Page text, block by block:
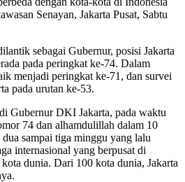
Senayan, Jakarta Pusat, Sabtu
sebagai Gubernur, posisi Jakarta
pada peringkat ke-74. Dalam
menjadi peringkat ke-71, dan survei
pada urutan ke-53.
Gubernur DKI Jakarta, pada waktu
74 dan alhamdulillah dalam 10
sampai tiga minggu yang lalu
internasional yang berpusat di
dunia. Dari 100 kota dunia, Jakarta